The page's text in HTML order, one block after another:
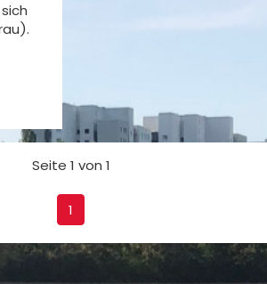
Seite 1 von 1
1